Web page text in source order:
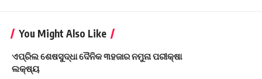
You Might Also Like
ଏପ୍ରିଲ ଶେଷସୁଦ୍ଧା ଦୈନିକ ୩ହଜାର ନମୁନା ପରୀକ୍ଷା
ଲକ୍ଷ୍ୟ